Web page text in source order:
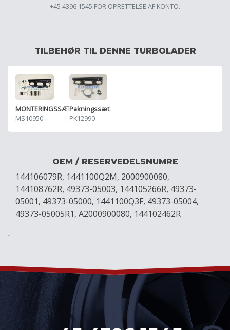
+45 4396 1545 FOR OPRETTELSE AF KONTO.
TILBEHØR TIL DENNE TURBOLADER
MONTERINGSSÆT
MS10950
Pakningssæt
PK12990
OEM / RESERVEDELSNUMRE
144106079R, 1441100Q2M, 2000900080,
144108762R, 49373-05003, 144105266R, 49373-
05001, 49373-05000, 1441100Q3F, 49373-05004,
49373-05005R1, A2000900080, 144102462R
´